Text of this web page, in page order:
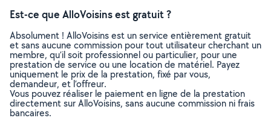
Est-ce que AlloVoisins est gratuit ?
Absolument ! AlloVoisins est un service entièrement gratuit
et sans aucune commission pour tout utilisateur cherchant un
membre, qu’il soit professionnel ou particulier, pour une
prestation de service ou une location de matériel. Payez
uniquement le prix de la prestation, fixé par vous,
demandeur, et l’offreur.
Vous pouvez réaliser le paiement en ligne de la prestation
directement sur AlloVoisins, sans aucune commission ni frais
bancaires.